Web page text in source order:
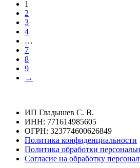
1
2
3
4
…
7
8
9
→
ИП Гладышев С. В.
ИНН: 771614985605
ОГРН: 323774600626849
Политика конфиденциальности
Политика обработки
Согласие на обработку